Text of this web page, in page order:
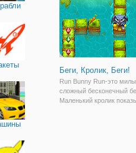
Беги, Кролик, Беги!
Run Bunny Run-это
сложный бесконечный
Маленький кролик